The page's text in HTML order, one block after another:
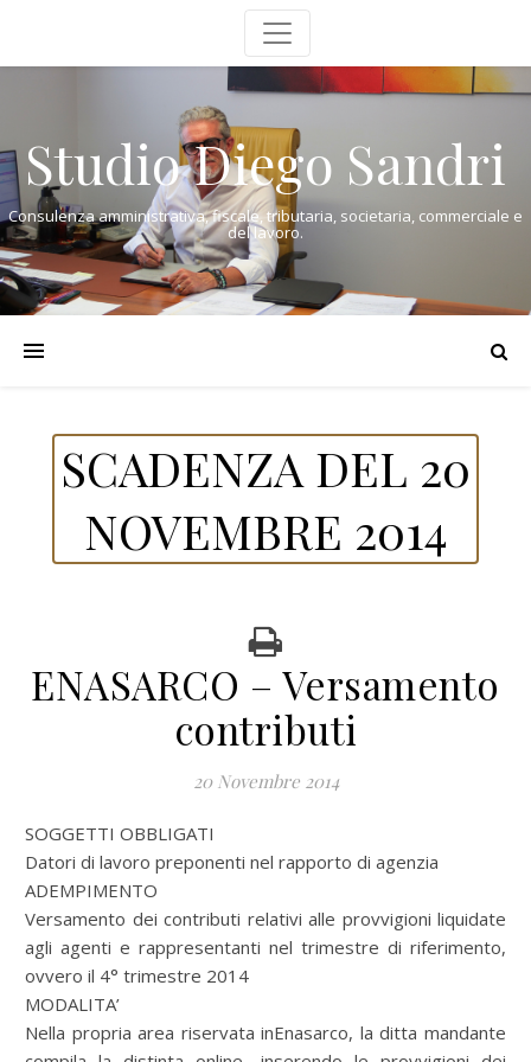
Studio Diego Sandri
Consulenza amministrativa, fiscale, tributaria, societaria, commerciale e
del lavoro.
SCADENZA DEL 20
NOVEMBRE 2014
ENASARCO – Versamento
contributi
20 Novembre 2014
SOGGETTI OBBLIGATI
Datori di lavoro preponenti nel rapporto di agenzia
ADEMPIMENTO
Versamento dei contributi relativi alle provvigioni liquidate
agli agenti e rappresentanti nel trimestre di riferimento,
ovvero il 4° trimestre 2014
MODALITA’
Nella propria area riservata inEnasarco, la ditta mandante